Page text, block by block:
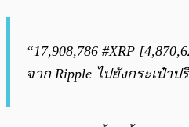
“17,908,786 #XRP
จาก Ripple ไปยังกระเป๋าป